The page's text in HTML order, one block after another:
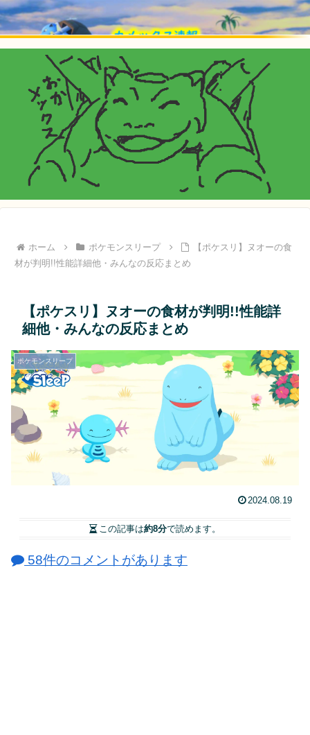
ホーム ポケモンスリープ
【ポケスリ】ヌオーの食
材が判明!!性能詳細他・みんなの反応まとめ
【ポケスリ】ヌオーの食材が判明!!性能詳
細他・みんなの反応まとめ
ポケモンスリープ
2024.08.19
この記事は約8分で読めます。
58件のコメントがあります